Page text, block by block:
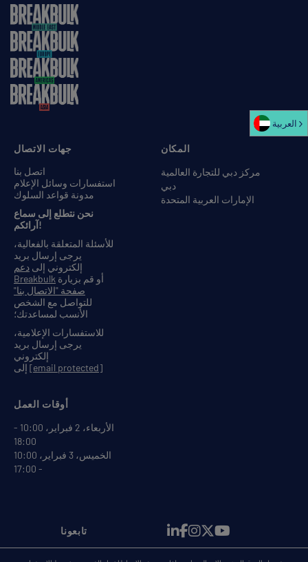
المكان
مركز دبي للتجارة العالمية
دبي
الإمارات العربية المتحدة
أوقات العمل
الأربعاء، 2 فبراير، 10:00 -
18:00
الخميس، 3 فبراير، 10:00
- 17:00
جهات الاتصال
اتصل بنا
استفسارات وسائل الإعلام
مدونة قواعد السلوك
نحن نتطلع إلى سماع
آرائكم!
للأسئلة المتعلقة بالفعالية،
يرجى إرسال بريد
إلكتروني إلى دعم
Breakbulk أو قم بزيارة
صفحة "الاتصال بنا"
للتواصل مع الشخص
الأنسب لمساعدتك؛
للاستفسارات الإعلامية،
يرجى إرسال بريد
إلكتروني
[email protected]
تابعونا
العربية‏